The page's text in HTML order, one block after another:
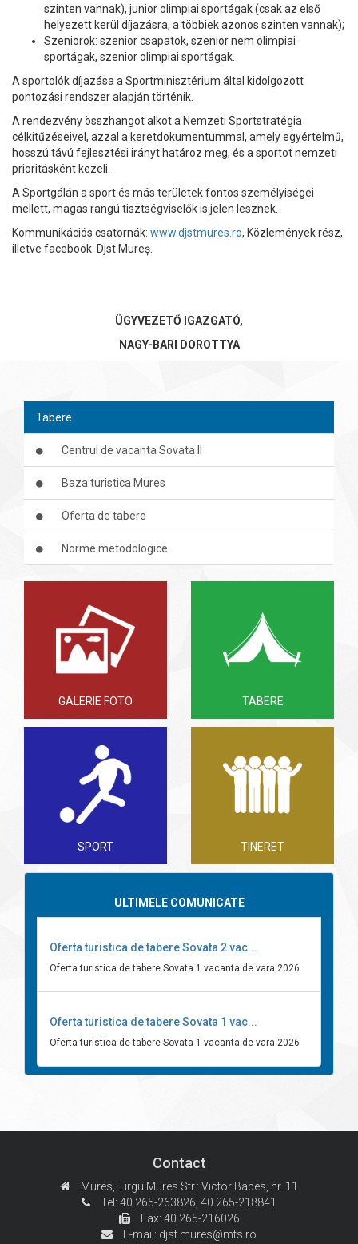
szinten vannak), junior olimpiai sportágak (csak az első
helyezett kerül díjazásra, a többiek azonos szinten vannak);
Szeniorok: szenior csapatok, szenior nem olimpiai
sportágak, szenior olimpiai sportágak.
A sportolók díjazása a Sportminisztérium által kidolgozott
pontozási rendszer alapján történik.
A rendezvény összhangot alkot a Nemzeti Sportstratégia
célkitűzéseivel, azzal a keretdokumentummal, amely egyértelmű,
hosszú távú fejlesztési irányt határoz meg, és a sportot nemzeti
prioritásként kezeli.
A Sportgálán a sport és más területek fontos személyiségei
mellett, magas rangú tisztségviselők is jelen lesznek.
Kommunikációs csatornák: www.djstmures.ro, Közlemények rész,
illetve facebook: Djst Mureș.
ÜGYVEZETŐ IGAZGATÓ,
NAGY-BARI DOROTTYA
Tabere
Centrul de vacanta Sovata II
Baza turistica Mures
Oferta de tabere
Norme metodologice
GALERIE FOTO TABERE
SPORT TINERET
ULTIMELE COMUNICATE
Oferta turistica de tabere Sovata 2 vac...
Oferta turistica de tabere Sovata 1 vacanta de vara 2026
Oferta turistica de tabere Sovata 1 vac...
Oferta turistica de tabere Sovata 1 vacanta de vara 2026
Contact
Mures, Tirgu Mures Str.: Victor Babes, nr. 11
Tel: 40.265-263826, 40.265-218841
Fax: 40.265-216026
E-mail: djst.mures@mts.ro